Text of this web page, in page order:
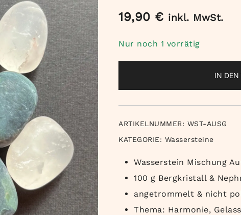
19,90 € inkl. MwSt.
Nur noch 1 vorrätig
IN DEN
ARTIKELNUMMER: WST-AUSG
KATEGORIE: Wassersteine
Wasserstein Mischung
100 g Bergkristall &
angetrommelt & nicht
Thema: Harmonie,